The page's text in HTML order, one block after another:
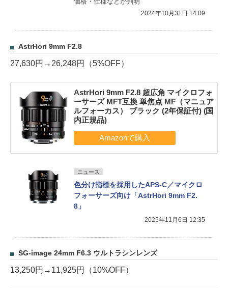
2024年10月31日 14:09
AstrHori 9mm F2.8
27,630円→26,248円（5%OFF）
AstrHori 9mm F2.8 超広角 マイクロフォ
ーサーズ MFT互換 単焦点 MF（マニュア
ルフォーカス） ブラック (2年保証付) (国
内正規品)
ニュース
色分け指標を採用したAPS-C／マイクロ
フォーサーズ向け「AstrHori 9mm F2.
8」
2025年11月6日 12:35
SG-image 24mm F6.3 ウルトラシンレンズ
13,250円→11,925円（10%OFF）